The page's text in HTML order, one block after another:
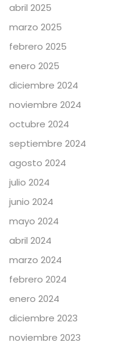
abril 2025
marzo 2025
febrero 2025
enero 2025
diciembre 2024
noviembre 2024
octubre 2024
septiembre 2024
agosto 2024
julio 2024
junio 2024
mayo 2024
abril 2024
marzo 2024
febrero 2024
enero 2024
diciembre 2023
noviembre 2023